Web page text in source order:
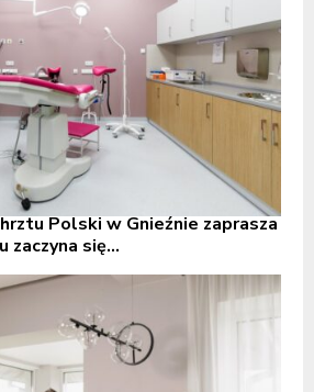
Polski w Gnieźnie zaprasza
zaczyna się...